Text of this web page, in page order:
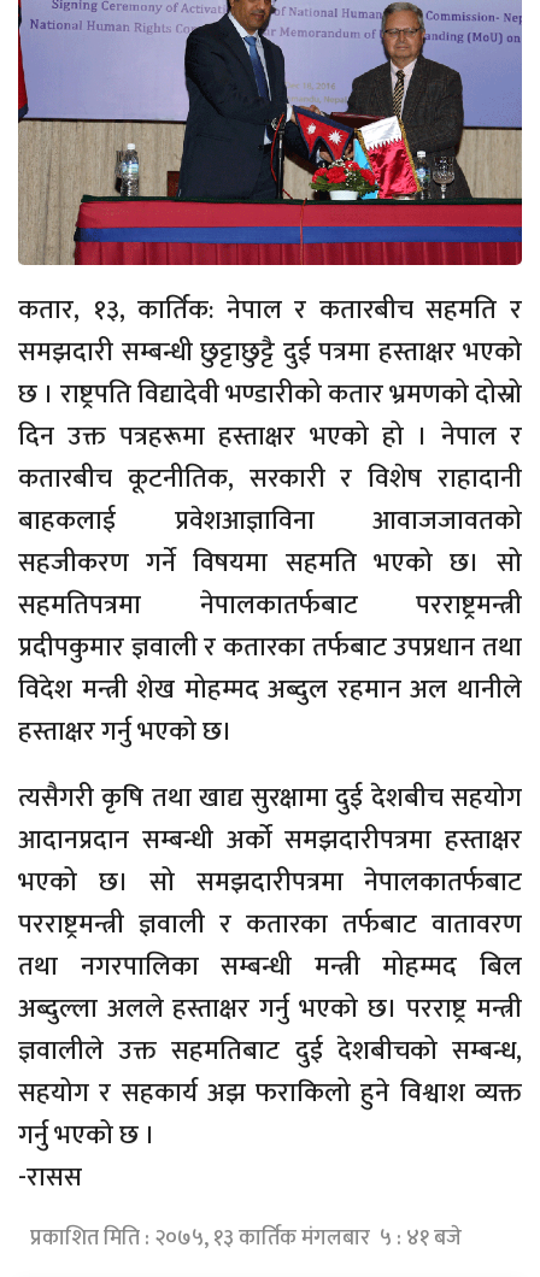
कतार, १३, कार्तिक: नेपाल र कतारबीच सहमति र
समझदारी सम्बन्धी छुट्टाछुट्टै दुई पत्रमा हस्ताक्षर भएको
छ । राष्ट्रपति विद्यादेवी भण्डारीको कतार भ्रमणको दोस्रो
दिन उक्त पत्रहरूमा हस्ताक्षर भएको हो । नेपाल र
कतारबीच कूटनीतिक, सरकारी र विशेष राहादानी
बाहकलाई प्रवेशआज्ञाविना आवाजजावतको
सहजीकरण गर्ने विषयमा सहमति भएको छ। सो
सहमतिपत्रमा नेपालकातर्फबाट परराष्ट्रमन्त्री
प्रदीपकुमार ज्ञवाली र कतारका तर्फबाट उपप्रधान तथा
विदेश मन्त्री शेख मोहम्मद अब्दुल रहमान अल थानीले
हस्ताक्षर गर्नु भएको छ।
त्यसैगरी कृषि तथा खाद्य सुरक्षामा दुई देशबीच सहयोग
आदानप्रदान सम्बन्धी अर्को समझदारीपत्रमा हस्ताक्षर
भएको छ। सो समझदारीपत्रमा नेपालकातर्फबाट
परराष्ट्रमन्त्री ज्ञवाली र कतारका तर्फबाट वातावरण
तथा नगरपालिका सम्बन्धी मन्त्री मोहम्मद बिल
अब्दुल्ला अलले हस्ताक्षर गर्नु भएको छ। परराष्ट्र मन्त्री
ज्ञवालीले उक्त सहमतिबाट दुई देशबीचको सम्बन्ध,
सहयोग र सहकार्य अझ फराकिलो हुने विश्वाश व्यक्त
गर्नु भएको छ ।
-रासस
प्रकाशित मिति : २०७५, १३ कार्तिक मंगलबार ५ : ४१ बजे